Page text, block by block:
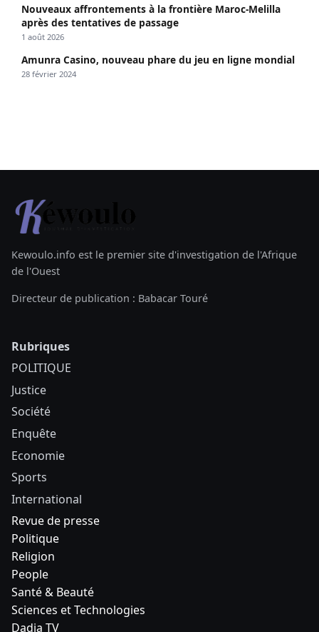
Nouveaux affrontements à la frontière Maroc-Melilla
après des tentatives de passage
1 août 2026
Amunra Casino, nouveau phare du jeu en ligne mondial
28 février 2024
Kewoulo.info est le premier site d'investigation de l'Afrique
de l'Ouest
Directeur de publication : Babacar Touré
Rubriques
POLITIQUE
Justice
Société
Enquête
Economie
Sports
International
Revue de presse
Politique
Religion
People
Santé & Beauté
Sciences et Technologies
Dadia TV